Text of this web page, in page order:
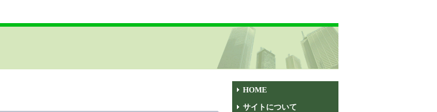
HOME
サイトについて